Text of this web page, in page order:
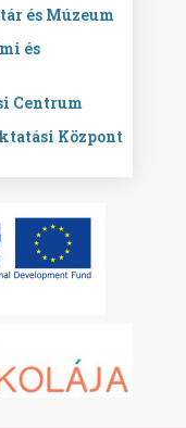
és Múzeum
és
Centrum
Központ